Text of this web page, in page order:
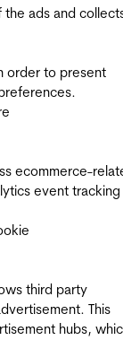
ads and
order to present
ecommerce-
event tracking
third party
This
hubs,